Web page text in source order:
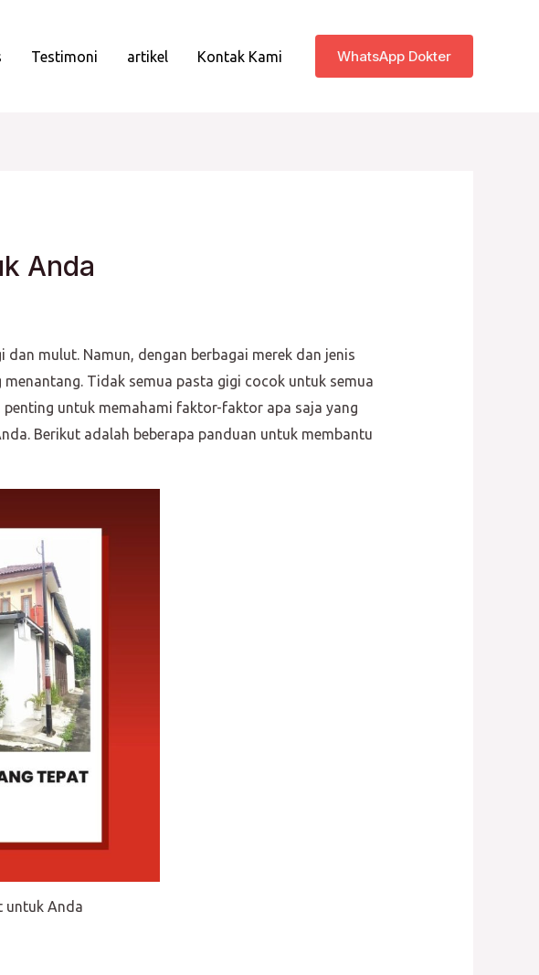
Testimoni artikel Kontak Kami WhatsApp Dokter
Anda
mulut. Namun, dengan berbagai merek dan jenis
Tidak semua pasta gigi cocok untuk semua
untuk memahami faktor-faktor apa saja yang
Berikut adalah beberapa panduan untuk membantu
untuk Anda